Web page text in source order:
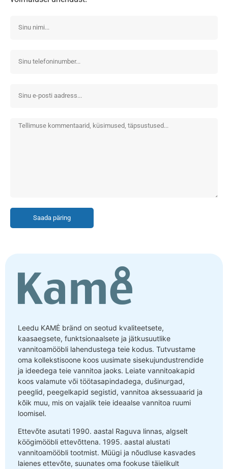
Saada päring
Leedu KAMĖ bränd on seotud kvaliteetsete,
kaasaegsete, funktsionaalsete ja jätkusuutlike
vannitoamööbli lahendustega teie kodus. Tutvustame
oma kollekstisoone koos uusimate sisekujundustrendide
ja ideedega teie vannitoa jaoks. Leiate vannitoakapid
koos valamute või töötasapindadega, dušinurgad,
peeglid, peegelkapid segistid, vannitoa aksessuaarid ja
kõik muu, mis on vajalik teie ideaalse vannitoa ruumi
loomisel.
Ettevõte asutati 1990. aastal Raguva linnas, algselt
köögimööbli ettevõttena. 1995. aastal alustati
vannitoamööbli tootmist. Müügi ja nõudluse kasvades
laienes ettevõte, suunates oma fookuse täielikult